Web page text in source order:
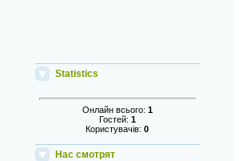
Statistics
Онлайн всього: 1
Гостей: 1
Користувачів:0
Нас смотрят